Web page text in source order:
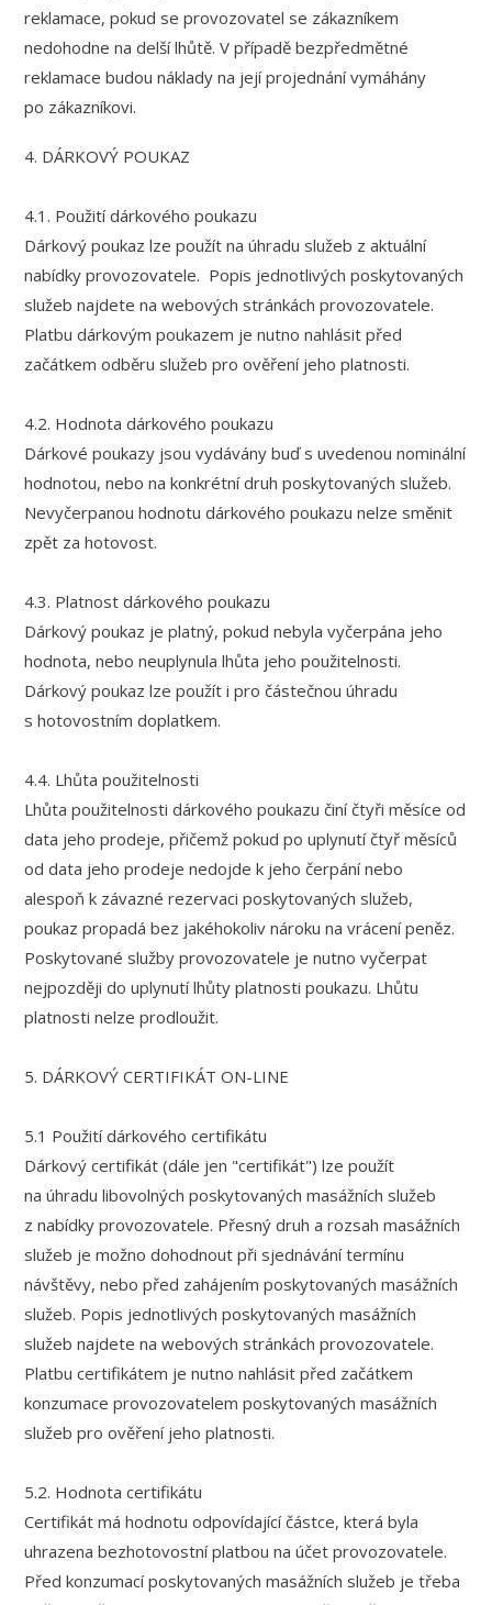
reklamace, pokud se provozovatel se zákazníkem
nedohodne na delší lhůtě. V případě bezpředmětné
reklamace budou náklady na její projednání vymáhány
po zákazníkovi.
4. DÁRKOVÝ POUKAZ
4.1. Použití dárkového poukazu
Dárkový poukaz lze použít na úhradu služeb z aktuální
nabídky provozovatele. Popis jednotlivých poskytovaných
služeb najdete na webových stránkách provozovatele.
Platbu dárkovým poukazem je nutno nahlásit před
začátkem odběru služeb pro ověření jeho platnosti.
4.2. Hodnota dárkového poukazu
Dárkové poukazy jsou vydávány buď s uvedenou nominální
hodnotou, nebo na konkrétní druh poskytovaných služeb.
Nevyčerpanou hodnotu dárkového poukazu nelze směnit
zpět za hotovost.
4.3. Platnost dárkového poukazu
Dárkový poukaz je platný, pokud nebyla vyčerpána jeho
hodnota, nebo neuplynula lhůta jeho použitelnosti.
Dárkový poukaz lze použít i pro částečnou úhradu
s hotovostním doplatkem.
4.4. Lhůta použitelnosti
Lhůta použitelnosti dárkového poukazu činí čtyři měsíce od
data jeho prodeje, přičemž pokud po uplynutí čtyř měsíců
od data jeho prodeje nedojde k jeho čerpání nebo
alespoň k závazné rezervaci poskytovaných služeb,
poukaz propadá bez jakéhokoliv nároku na vrácení peněz.
Poskytované služby provozovatele je nutno vyčerpat
nejpozději do uplynutí lhůty platnosti poukazu. Lhůtu
platnosti nelze prodloužit.
5. DÁRKOVÝ CERTIFIKÁT ON-LINE
5.1 Použití dárkového certifikátu
Dárkový certifikát (dále jen "certifikát") lze použít
na úhradu libovolných poskytovaných masážních služeb
z nabídky provozovatele. Přesný druh a rozsah masážních
služeb je možno dohodnout při sjednávání termínu
návštěvy, nebo před zahájením poskytovaných masážních
služeb. Popis jednotlivých poskytovaných masážních
služeb najdete na webových stránkách provozovatele.
Platbu certifikátem je nutno nahlásit před začátkem
konzumace provozovatelem poskytovaných masážních
služeb pro ověření jeho platnosti.
5.2. Hodnota certifikátu
Certifikát má hodnotu odpovídající částce, která byla
uhrazena bezhotovostní platbou na účet provozovatele.
Před konzumací poskytovaných masážních služeb je třeba